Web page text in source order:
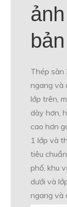
Thép sàn
ngang và
lớp trên,
dày hơn,
cao hơn
1 lớp và
tiêu
phố, khu
dưới và
ngang và